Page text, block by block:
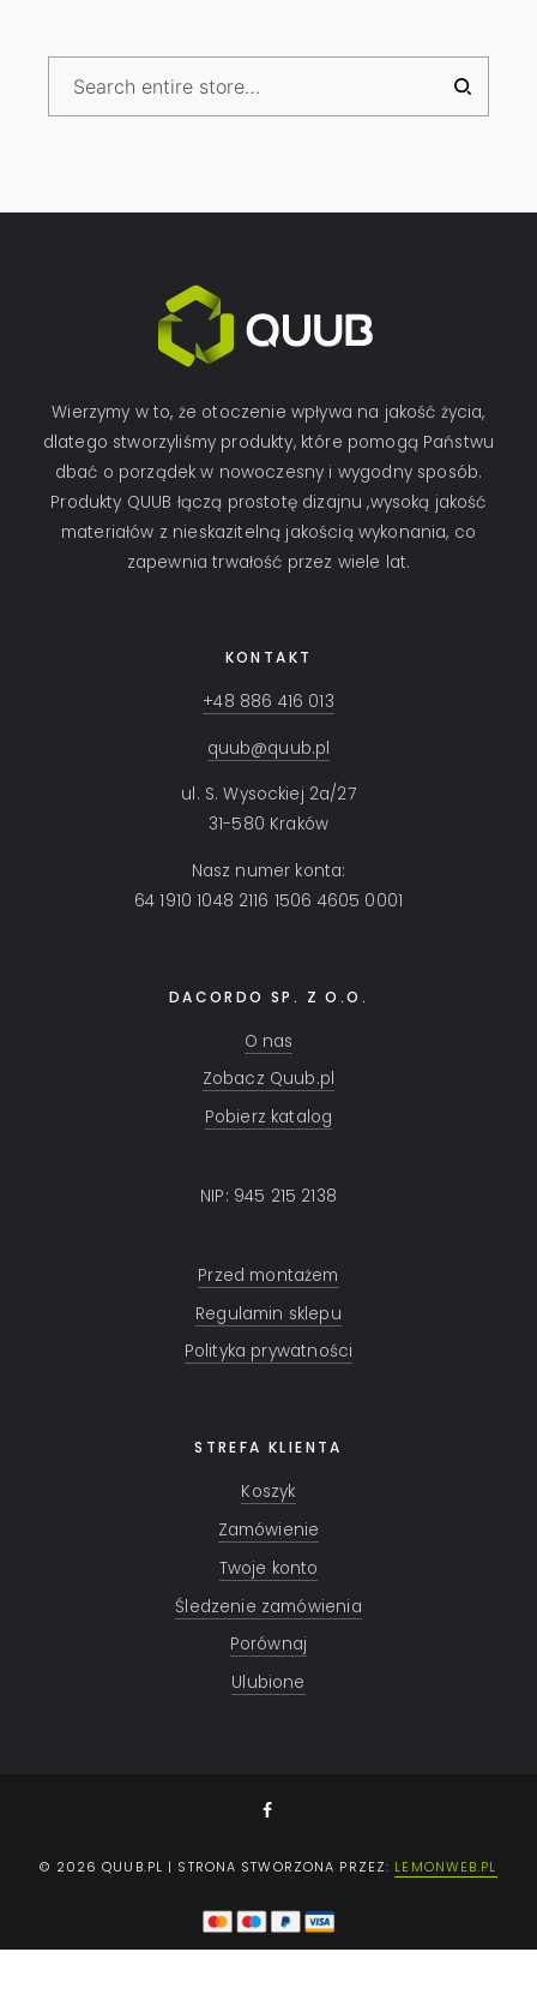
Wierzymy w to, że otoczenie wpływa na jakość życia,
dlatego stworzyliśmy produkty, które pomogą Państwu
dbać o porządek w nowoczesny i wygodny sposób.
Produkty QUUB łączą prostotę dizajnu ,wysoką jakość
materiałów z nieskazitelną jakością wykonania, co
zapewnia trwałość przez wiele lat.
KONTAKT
+48 886 416 013
quub@quub.pl
ul. S. Wysockiej 2a/27
31-580 Kraków
Nasz numer konta:
64 1910 1048 2116 1506 4605 0001
DACORDO SP. Z O.O.
O nas
Zobacz Quub.pl
Pobierz katalog
NIP: 945 215 2138
Przed montażem
Regulamin sklepu
Polityka prywatności
STREFA KLIENTA
Koszyk
Zamówienie
Twoje konto
Śledzenie zamówienia
Porównaj
Ulubione
© 2026 QUUB.PL | STRONA STWORZONA PRZEZ: LEMONWEB.PL